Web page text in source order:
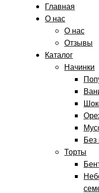
Главная
О нас
О нас
Отзывы
Каталог
Начинки
Без
Торты